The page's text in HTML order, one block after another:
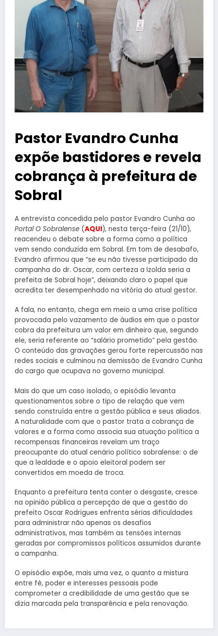
Pastor Evandro Cunha
expõe bastidores e revela
cobrança à prefeitura de
Sobral
A entrevista concedida pelo pastor Evandro Cunha ao
Portal O Sobralense (AQUI), nesta terça-feira (21/10),
reacendeu o debate sobre a forma como a política
vem sendo conduzida em Sobral. Em tom de desabafo,
Evandro afirmou que “se eu não tivesse participado da
campanha do dr. Oscar, com certeza a Izolda seria a
prefeita de Sobral hoje”, deixando claro o papel que
acredita ter desempenhado na vitória do atual gestor.
A fala, no entanto, chega em meio a uma crise política
provocada pelo vazamento de áudios em que o pastor
cobra da prefeitura um valor em dinheiro que, segundo
ele, seria referente ao “salário prometido” pela gestão.
O conteúdo das gravações gerou forte repercussão nas
redes sociais e culminou na demissão de Evandro Cunha
do cargo que ocupava no governo municipal.
Mais do que um caso isolado, o episódio levanta
questionamentos sobre o tipo de relação que vem
sendo construída entre a gestão pública e seus aliados.
A naturalidade com que o pastor trata a cobrança de
valores e a forma como associa sua atuação política a
recompensas financeiras revelam um traço
preocupante do atual cenário político sobralense: o de
que a lealdade e o apoio eleitoral podem ser
convertidos em moeda de troca.
Enquanto a prefeitura tenta conter o desgaste, cresce
na opinião pública a percepção de que a gestão do
prefeito Oscar Rodrigues enfrenta sérias dificuldades
para administrar não apenas os desafios
administrativos, mas também as tensões internas
geradas por compromissos políticos assumidos durante
a campanha.
O episódio expõe, mais uma vez, o quanto a mistura
entre fé, poder e interesses pessoais pode
comprometer a credibilidade de uma gestão que se
dizia marcada pela transparência e pela renovação.